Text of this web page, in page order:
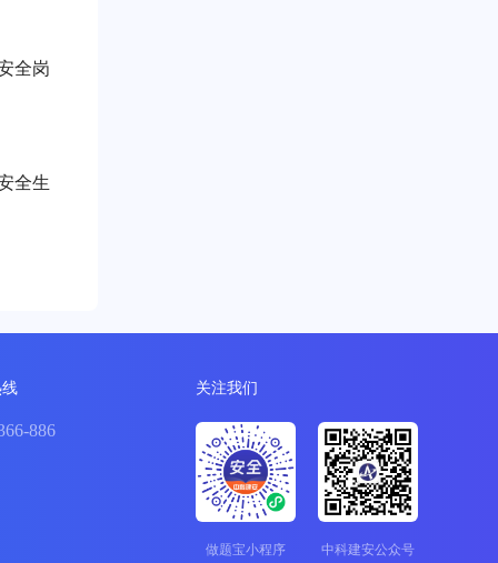
全岗
全生
886
关注我们
做题宝小程序 中科建安公众号